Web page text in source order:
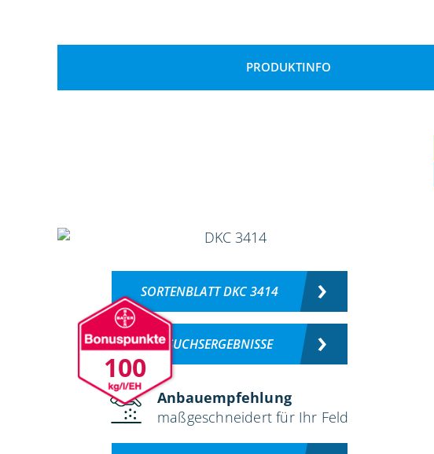
PRODUKTINFO
100
SORTENBLATT DKC 3414
VERSUCHSERGEBNISSE
Anbauempfehlung
maßgeschneidert für Ihr Feld